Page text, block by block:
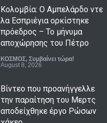
Κολομβία: Ο Αμπελάρδο ντε
λα Εσπριέγια ορκίστηκε
πρόεδρος – Το μήνυμα
αποχώρησης του Πέτρο
ΚΟΣΜΟΣ, Συμβαίνει τώρα!
August 8, 2026
Βίντεο που προανήγγελλε
την παραίτηση του Μερτς
αποδείχθηκε έργο Ρώσων